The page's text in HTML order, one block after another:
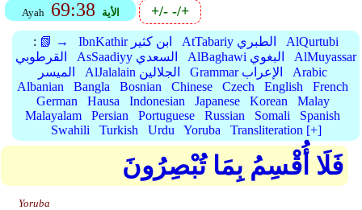
Ayah 69:38 الأية +/--/+
: 📗 → IbnKathir ابن كثير AtTabariy الطبري
AlQurtubi
القرطوبي
AsSaadiyy السعدي AlBaghawi البغوي
AlMuyassar
الميسر
AlJalalain الجلالين Grammar الإعراب
Arabic
Albanian
Bangla Bosnian Chinese Czech English
French
German
Hausa Indonesian Japanese Korean
Malay
Malayalam
Persian Portuguese Russian Somali
Spanish
Swahili
Turkish Urdu Yoruba Transliteration [+]
فَلَا أُقْسِمُ بِمَا تُبْصِرُونَ
Yoruba